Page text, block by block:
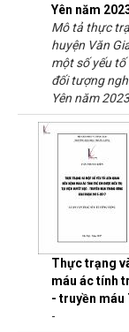
Yên năm
Mô tả thực
huyện Văn
một số yếu
đối tượng
Yên năm
Thực trạng
máu ác tính
- truyền máu
-